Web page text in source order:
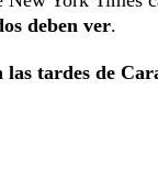
deben ver.
las tardes de